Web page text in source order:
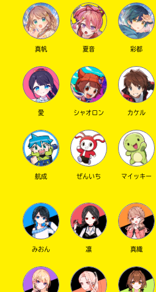
真帆 夏音 彩都
愛 シャオロン カケル
航成 ぜんいち マイッキー
みおん 凛 真織